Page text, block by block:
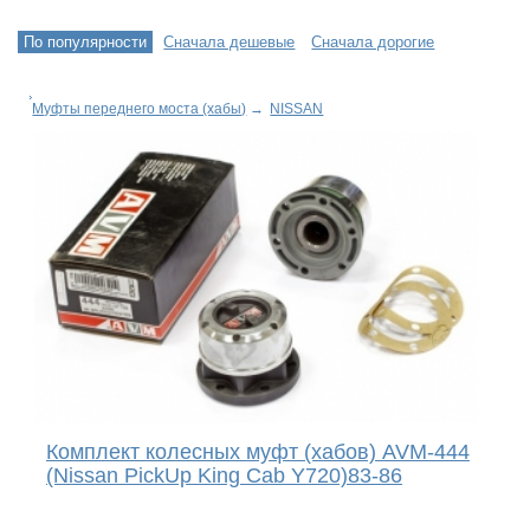
По популярности Сначала дешевые Сначала дорогие
Муфты переднего моста (хабы) → NISSAN
Комплект колесных муфт (хабов) AVM-444
(Nissan PickUp King Cab Y720)83-86